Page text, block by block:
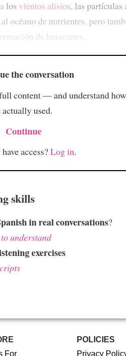
los vientos alisios, las partículas
al océano de nutrientes, pero
de huracanes.
the conversation
content — and understand
actually used.
Continue
access?Log in.
skills
in real conversations?
understand
exercises
For
POLICIES
Privacy